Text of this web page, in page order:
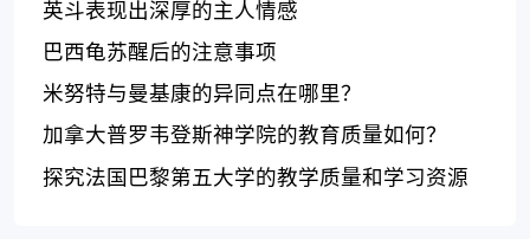
英斗表现出深厚的主人情感
巴西龟苏醒后的注意事项
米努特与曼基康的异同点在哪里？
加拿大普罗韦登斯神学院的教育质量如何？
探究法国巴黎第五大学的教学质量和学习资源